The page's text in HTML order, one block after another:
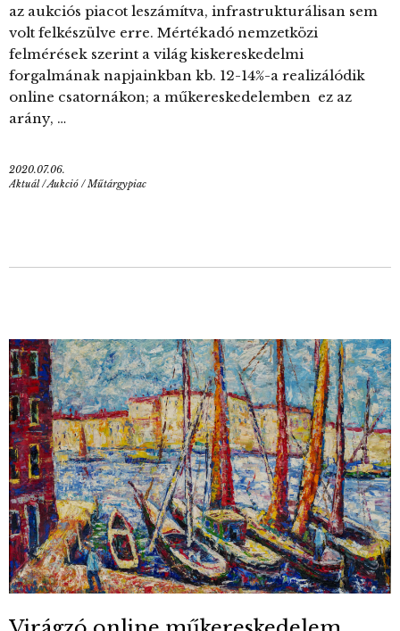
az aukciós piacot leszámítva, infrastrukturálisan sem
volt felkészülve erre. Mértékadó nemzetközi
felmérések szerint a világ kiskereskedelmi
forgalmának napjainkban kb. 12-14%-a realizálódik
online csatornákon; a műkereskedelemben ez az
arány, …
2020.07.06.
Aktuál/Aukció /Műtárgypiac